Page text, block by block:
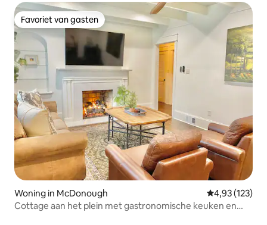
Favoriet van gasten
Favoriet van gasten
Woning in McDonough Gemiddelde
4,93 (123)
Cottage aan het plein met gastronomische keuken en